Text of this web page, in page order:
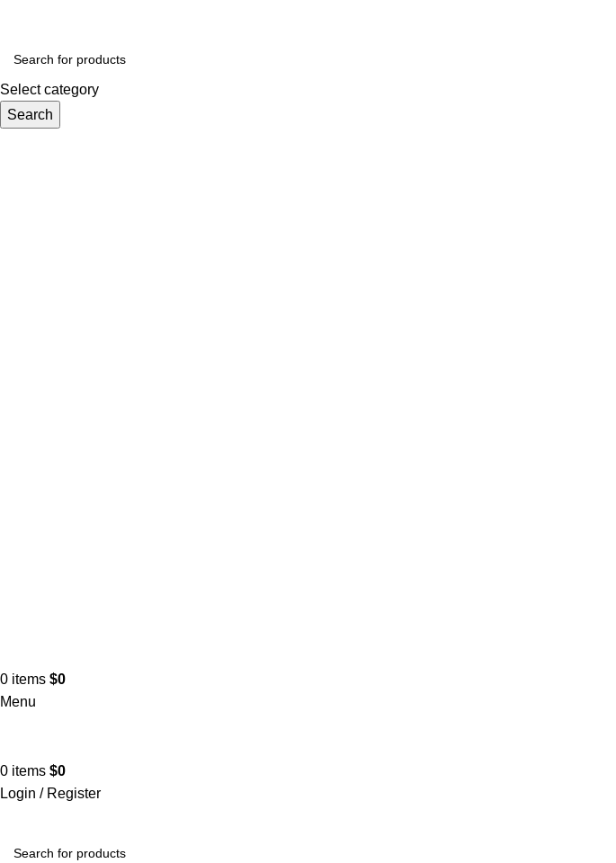
Select category
Search
0 items $0
Menu
0 items $0
Login / Register